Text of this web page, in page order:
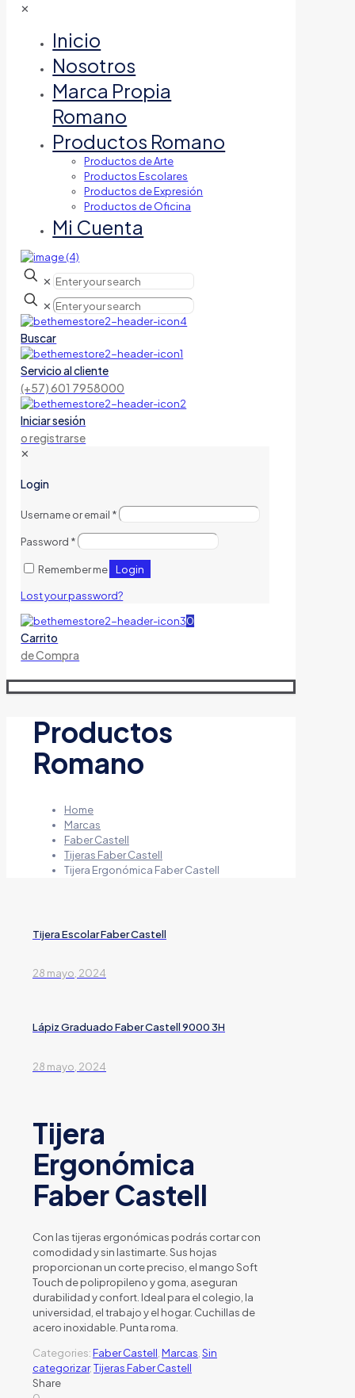
✕
Inicio
Nosotros
Marca Propia
Romano
Productos Romano
Productos de Arte
Productos Escolares
Productos de Expresión
Productos de Oficina
Mi Cuenta
✕
✕
Buscar
Servicio al cliente
(+57) 601 7958000
Iniciar sesión
o registrarse
✕
Login
Username or email *
Password *
Remember me Login
Lost your password?
0
Carrito
de Compra
Productos
Romano
Home
Marcas
Faber Castell
Tijeras Faber Castell
Tijera Ergonómica Faber Castell
Tijera Escolar Faber Castell
28 mayo, 2024
Lápiz Graduado Faber Castell 9000 3H
28 mayo, 2024
Tijera
Ergonómica
Faber Castell
Con las tijeras ergonómicas podrás cortar con
comodidad y sin lastimarte. Sus hojas
proporcionan un corte preciso, el mango Soft
Touch de polipropileno y goma, aseguran
durabilidad y confort. Ideal para el colegio, la
universidad, el trabajo y el hogar. Cuchillas de
acero inoxidable. Punta roma.
Categories:Faber Castell Marcas Sin
categorizar,Tijeras Faber Castell
Share